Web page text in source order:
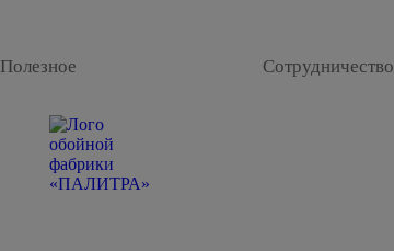
Полезное Сотрудничество